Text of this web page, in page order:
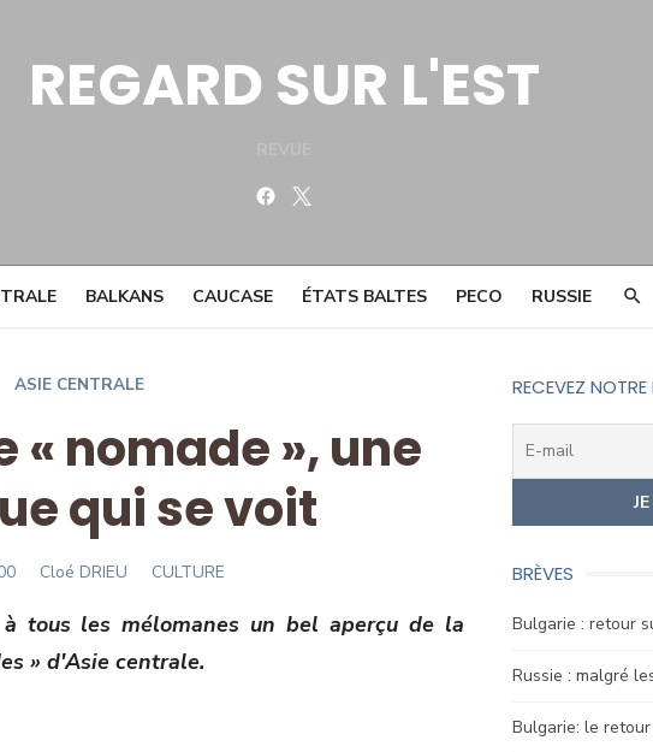
REGARD SUR L'EST
Facebook
BALKANS CAUCASE ÉTATS BALTES PECO RUSSIE
ASIE CENTRALE
« nomade », une
qui se voit
Author
Cloé DRIEU CULTURE
tous les mélomanes un bel aperçu de la
» d'Asie centrale.
RECEVEZ NOTRE
BRÈVES
Bulgarie : retour
Russie : malgré
Bulgarie: le